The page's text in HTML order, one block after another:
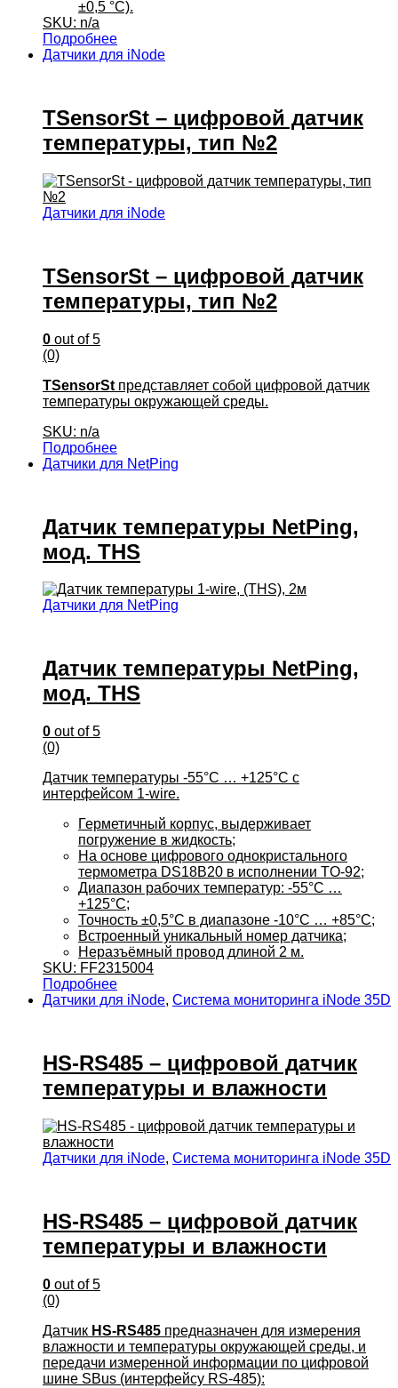
±0,5 °С).
SKU: n/a
Подробнее
Датчики для iNode
TSensorSt – цифровой датчик
температуры, тип №2
Датчики для iNode
TSensorSt – цифровой датчик
температуры, тип №2
0 out of 5
(0)
TSensorSt представляет собой цифровой датчик
температуры окружающей среды.
SKU: n/a
Подробнее
Датчики для NetPing
Датчик температуры NetPing,
мод. THS
Датчики для NetPing
Датчик температуры NetPing,
мод. THS
0 out of 5
(0)
Датчик температуры -55°C … +125°C с
интерфейсом 1-wire.
Герметичный корпус, выдерживает
погружение в жидкость;
На основе цифрового однокристального
термометра DS18B20 в исполнении TO-92;
Диапазон рабочих температур: -55°C …
+125°C;
Точность ±0,5°C в диапазоне -10°C … +85°C;
Встроенный уникальный номер датчика;
Неразъёмный провод длиной 2 м.
SKU: FF2315004
Подробнее
Датчики для iNode, Система мониторинга iNode 35D
HS-RS485 – цифровой датчик
температуры и влажности
Датчики для iNode, Система мониторинга iNode 35D
HS-RS485 – цифровой датчик
температуры и влажности
0 out of 5
(0)
Датчик HS-RS485 предназначен для измерения
влажности и температуры окружающей среды, и
передачи измеренной информации по цифровой
шине SBus (интерфейсу RS-485):